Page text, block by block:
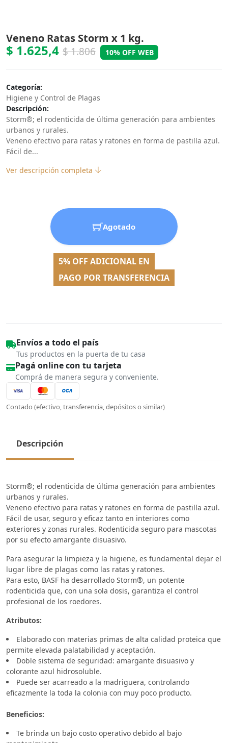
Veneno Ratas Storm x 1 kg.
$ 1.625,4 $ 1.806 10% OFF WEB
Categoría:
Higiene y Control de Plagas
Descripción:
Storm®; el rodenticida de última generación para ambientes
urbanos y rurales.
Veneno efectivo para ratas y ratones en forma de pastilla azul.
Fácil de...
Ver descripción completa
Agotado
5% OFF ADICIONAL EN
PAGO POR TRANSFERENCIA
Envíos a todo el país
Tus productos en la puerta de tu casa
Pagá online con tu tarjeta
Comprá de manera segura y conveniente.
Contado (efectivo, transferencia, depósitos o similar)
Descripción
Storm®; el rodenticida de última generación para ambientes
urbanos y rurales.
Veneno efectivo para ratas y ratones en forma de pastilla azul.
Fácil de usar, seguro y eficaz tanto en interiores como
exteriores y zonas rurales. Rodenticida seguro para mascotas
por su efecto amargante disuasivo.
Para asegurar la limpieza y la higiene, es fundamental dejar el
lugar libre de plagas como las ratas y ratones.
Para esto, BASF ha desarrollado Storm®, un potente
rodenticida que, con una sola dosis, garantiza el control
profesional de los roedores.
Atributos:
Elaborado con materias primas de alta calidad proteica que
permite elevada palatabilidad y aceptación.
Doble sistema de seguridad: amargante disuasivo y
colorante azul hidrosoluble.
Puede ser acarreado a la madriguera, controlando
eficazmente la toda la colonia con muy poco producto.
Beneficios:
Te brinda un bajo costo operativo debido al bajo